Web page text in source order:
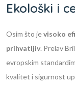
Ekološki i
Osim što jevisoko
prihvatljiv. Prelav
evropskim
kvalitet i sigurnost